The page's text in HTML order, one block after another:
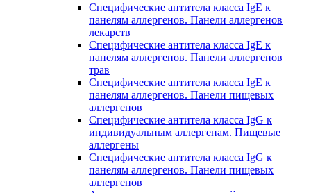
Специфические антитела класса IgE к
панелям аллергенов. Панели аллергенов
лекарств
Специфические антитела класса IgE к
панелям аллергенов. Панели аллергенов
трав
Специфические антитела класса IgE к
панелям аллергенов. Панели пищевых
аллергенов
Специфические антитела класса IgG к
индивидуальным аллергенам. Пищевые
аллергены
Специфические антитела класса IgG к
панелям аллергенов. Панели пищевых
аллергенов